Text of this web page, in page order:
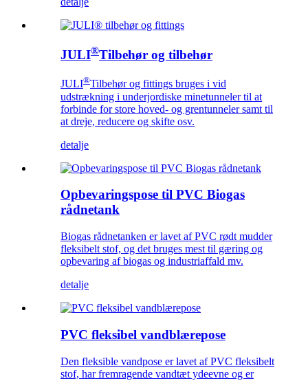
JULI®Tilbehør og tilbehør
JULI®Tilbehør og fittings bruges i vid
udstrækning i underjordiske minetunneler til at
forbinde for store hoved- og grentunneler samt til
at dreje, reducere og skifte osv.
detalje
Opbevaringspose til PVC Biogas
rådnetank
Biogas rådnetanken er lavet af PVC rødt mudder
fleksibelt stof, og det bruges mest til gæring og
opbevaring af biogas og industriaffald mv.
detalje
PVC fleksibel vandblærepose
Den fleksible vandpose er lavet af PVC fleksibelt
stof, har fremragende vandtæt ydeevne og er